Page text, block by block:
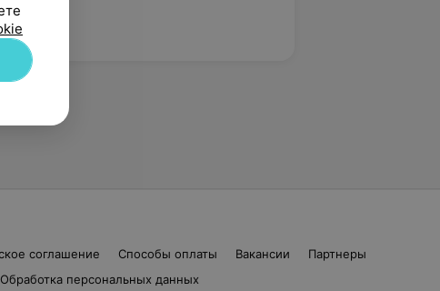
соглашение Способы оплаты Вакансии
Партнеры
Обработка персональных данных